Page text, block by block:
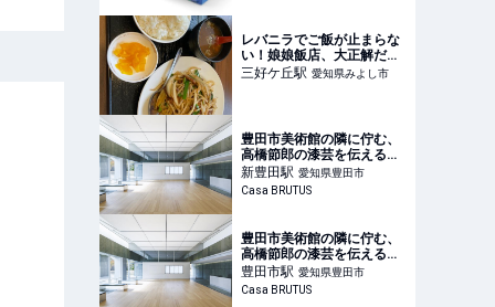
レバニラでご飯が止まらな
い！娘娘飯店、大正解だっ
た件。
三好ケ丘駅 愛知県みよし市
豊田市美術館の隣に佇む、
高橋節郎の漆芸を伝える谷
口吉生建築がリニューア
ル。
新豊田駅 愛知県豊田市
Casa BRUTUS
豊田市美術館の隣に佇む、
高橋節郎の漆芸を伝える谷
口吉生建築がリニューア
ル。
豊田市駅 愛知県豊田市
Casa BRUTUS